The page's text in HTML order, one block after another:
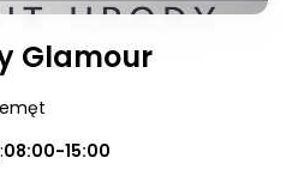
Glamour
08:00-15:00